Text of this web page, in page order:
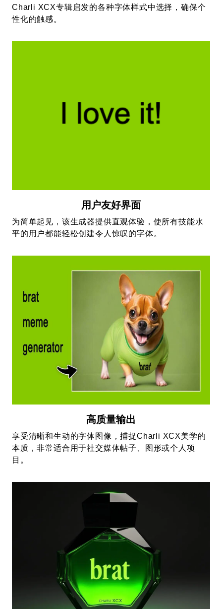
Charli XCX专辑启发的各种字体样式中选择，确保个
性化的触感。
用户友好界面
为简单起见，该生成器提供直观体验，使所有技能水
平的用户都能轻松创建令人惊叹的字体。
高质量输出
享受清晰和生动的字体图像，捕捉Charli XCX美学的
本质，非常适合用于社交媒体帖子、图形或个人项
目。